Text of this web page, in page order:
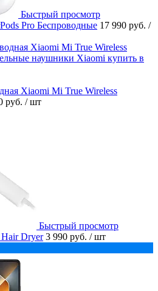
Быстрый просмотр
Pro Беспроводные 17 990 руб. /
Xiaomi Mi True Wireless
руб. / шт
Быстрый просмотр
Dryer 3 990 руб. / шт